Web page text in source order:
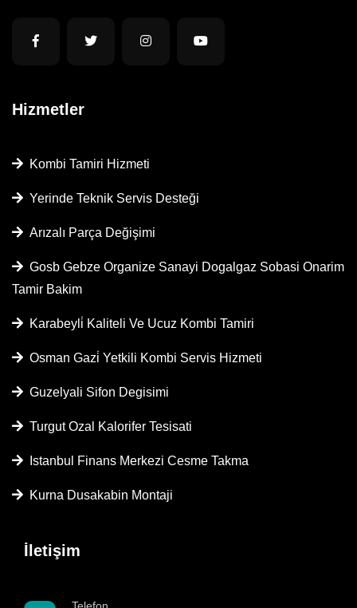
Hizmetler
Kombi Tamiri Hizmeti
Yerinde Teknik Servis Desteği
Arızalı Parça Değişimi
Gosb Gebze Organize Sanayi Dogalgaz Sobasi Onarim
Tamir Bakim
Karabeyli̇ Kaliteli Ve Ucuz Kombi Tamiri
Osman Gazi̇ Yetkili Kombi Servis Hizmeti
Guzelyali Sifon Degisimi
Turgut Ozal Kalorifer Tesisati
Istanbul Finans Merkezi Cesme Takma
Kurna Dusakabin Montaji
İletişim